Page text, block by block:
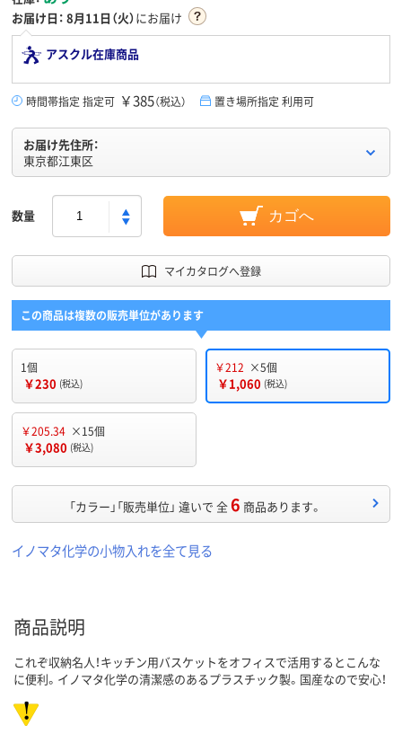
お届け日： 8月11日（火）にお届け
アスクル在庫商品
時間帯指定 指定可 ￥385（税込） 置き場所指定 利用可
お届け先住所：
東京都江東区
数量 カゴへ
マイカタログへ登録
この商品は複数の販売単位があります
1個
￥230 (税込)
￥212 ×5個
￥1,060 (税込)
￥205.34 ×15個
￥3,080 (税込)
「カラー」「販売単位」 違いで 全6 商品あります。
イノマタ化学の小物入れを全て見る
商品説明
これぞ収納名人！キッチン用バスケットをオフィスで活用するとこんな
に便利。イノマタ化学の清潔感のあるプラスチック製。国産なので安心！